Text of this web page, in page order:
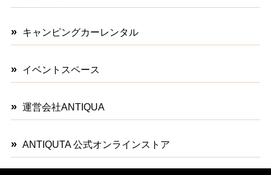
キャンピングカーレンタル
イベントスペース
運営会社ANTIQUA
ANTIQUTA 公式オンラインストア